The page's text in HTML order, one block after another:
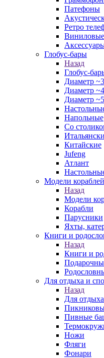
Патефоны
Ретро
Глобус-бары
Назад
Глобус-
Диаметр
Диаметр
Диаметр
Напольные
Со
Китайские
Jufeng
Атлант
Модели кораблей
Назад
Модели
Корабли
Парусники
Яхты,
Книги и
Назад
Книги и
Для отдыха и
Назад
Для
Пивные
Ножи
Фляги
Фонари